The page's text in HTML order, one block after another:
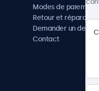
Modes de paiement
Retour et réparation
Demander un devis
Contact